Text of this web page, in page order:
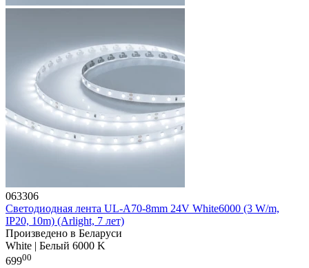
063306
Светодиодная лента UL-A70-8mm 24V White6000 (3 W/m,
IP20, 10m) (Arlight, 7 лет)
Произведено в Беларуси
White | Белый 6000 K
69900